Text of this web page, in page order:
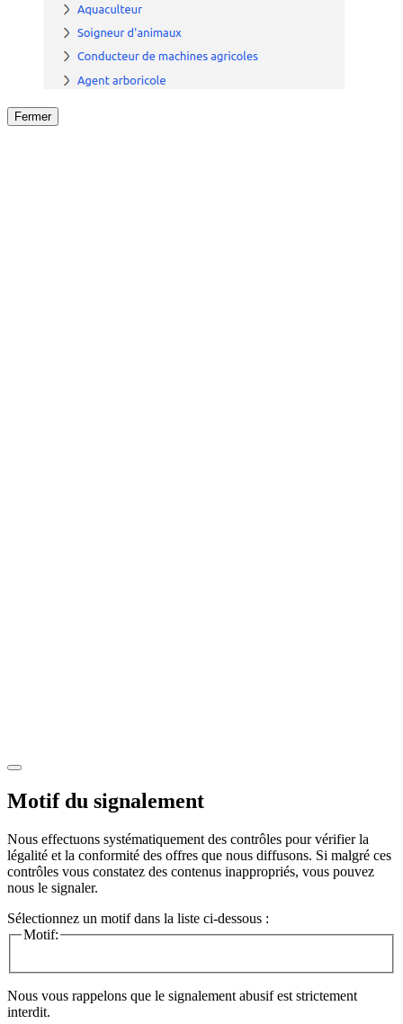
Fermer
Motif du signalement
Nous effectuons systématiquement des contrôles pour vérifier la
légalité et la conformité des offres que nous diffusons. Si malgré ces
contrôles vous constatez des contenus inappropriés, vous pouvez
nous le signaler.
Sélectionnez un motif dans la liste ci-dessous :
Motif:
Nous vous rappelons que le signalement abusif est strictement
interdit.